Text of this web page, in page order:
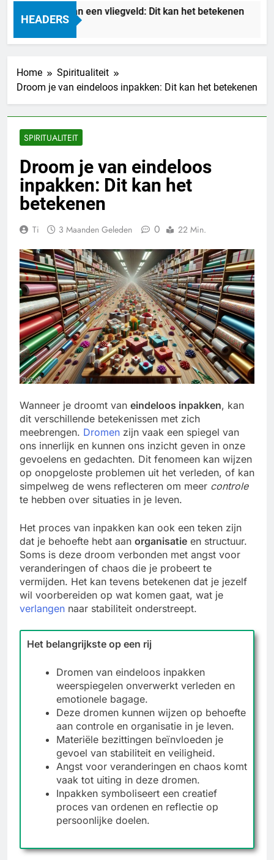
HEADERS
Droom je van een vliegveld: Dit kan het betekenen
5 Uur Geleden
Home
Spiritualiteit
Droom je van eindeloos inpakken: Dit kan het betekenen
SPIRITUALITEIT
Droom je van eindeloos
inpakken: Dit kan het
betekenen
Ti 3 Maanden Geleden 0 22 Min.
Wanneer je droomt van eindeloos inpakken, kan
dit verschillende betekenissen met zich
meebrengen. Dromen zijn vaak een spiegel van
ons innerlijk en kunnen ons inzicht geven in onze
gevoelens en gedachten. Dit fenomeen kan wijzen
op onopgeloste problemen uit het verleden, of kan
simpelweg de wens reflecteren om meer controle
te hebben over situaties in je leven.
Het proces van inpakken kan ook een teken zijn
dat je behoefte hebt aan organisatie en structuur.
Soms is deze droom verbonden met angst voor
veranderingen of chaos die je probeert te
vermijden. Het kan tevens betekenen dat je jezelf
wil voorbereiden op wat komen gaat, wat je
verlangen naar stabiliteit onderstreept.
Het belangrijkste op een rij
Dromen van eindeloos inpakken
weerspiegelen onverwerkt verleden en
emotionele bagage.
Deze dromen kunnen wijzen op behoefte
aan controle en organisatie in je leven.
Materiële bezittingen beïnvloeden je
gevoel van stabiliteit en veiligheid.
Angst voor veranderingen en chaos komt
vaak tot uiting in deze dromen.
Inpakken symboliseert een creatief
proces van ordenen en reflectie op
persoonlijke doelen.